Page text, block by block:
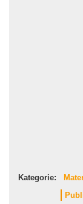
Kategorie: